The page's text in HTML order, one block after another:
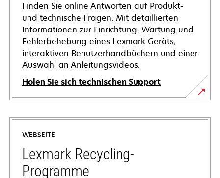
Finden Sie online Antworten auf Produkt-
und technische Fragen. Mit detaillierten
Informationen zur Einrichtung, Wartung und
Fehlerbehebung eines Lexmark Geräts,
interaktiven Benutzerhandbüchern und einer
Auswahl an Anleitungsvideos.
Holen Sie sich technischen Support
wird
in
neuen
Registerkarte
geöffnet
WEBSEITE
Lexmark Recycling-
Programme